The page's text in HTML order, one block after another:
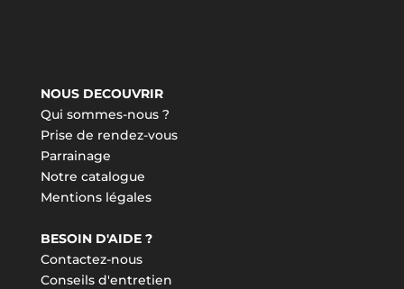
NOUS DECOUVRIR
Qui sommes-nous ?
Prise de rendez-vous
Parrainage
Notre catalogue
Mentions légales
BESOIN D'AIDE ?
Contactez-nous
Conseils d'entretien